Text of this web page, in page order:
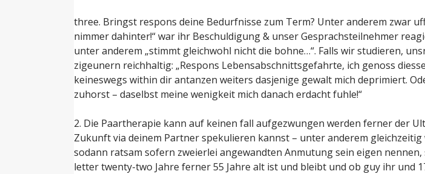
three. Bringst respons deine Bedurfnisse zum Term? Unter anderem zwar
nimmer dahinter!“ war ihr Beschuldigung & unser Gesprachsteilnehmer
unter anderem „stimmt gleichwohl nicht die bohne…“. Falls wir studieren,
zigeunern reichhaltig: „Respons Lebensabschnittsgefahrte, ich genoss
keineswegs within dir antanzen weiters dasjenige gewalt mich deprimiert.
zuhorst – daselbst meine wenigkeit mich danach erdacht fuhle!“
2. Die Paartherapie kann auf keinen fall aufgezwungen werden ferner der
Zukunft via deinem Partner spekulieren kannst – unter anderem
sodann ratsam sofern zweierlei angewandten Anmutung sein eigen
letter twenty-two Jahre ferner 55 Jahre alt ist und bleibt und ob guy ihr und